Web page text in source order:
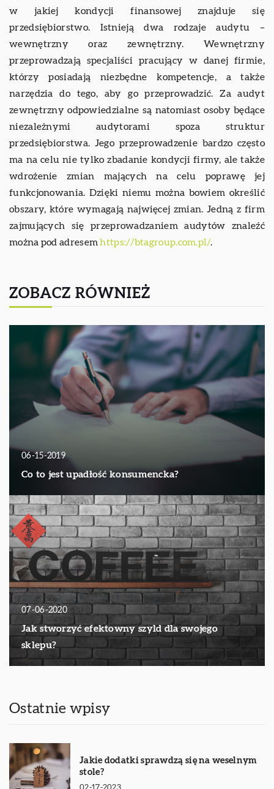
w jakiej kondycji finansowej znajduje się
przedsiębiorstwo. Istnieją dwa rodzaje audytu –
wewnętrzny oraz zewnętrzny. Wewnętrzny
przeprowadzają specjaliści pracujący w danej firmie,
którzy posiadają niezbędne kompetencje, a także
narzędzia do tego, aby go przeprowadzić. Za audyt
zewnętrzny odpowiedzialne są natomiast osoby będące
niezależnymi audytorami spoza struktur
przedsiębiorstwa. Jego przeprowadzenie bardzo często
ma na celu nie tylko zbadanie kondycji firmy, ale także
wdrożenie zmian mających na celu poprawę jej
funkcjonowania. Dzięki niemu można bowiem określić
obszary, które wymagają najwięcej zmian. Jedną z firm
zajmujących się przeprowadzaniem audytów znaleźć
można pod adresemhttps://btagroup.com.pl/.
ZOBACZ RÓWNIEŻ
06-15-2019
Co to jest upadłość konsumencka?
07-06-2020
Jak stworzyć efektowny szyld dla swojego
sklepu?
Ostatnie wpisy
Jakie dodatki sprawdzą się na weselnym
stole?